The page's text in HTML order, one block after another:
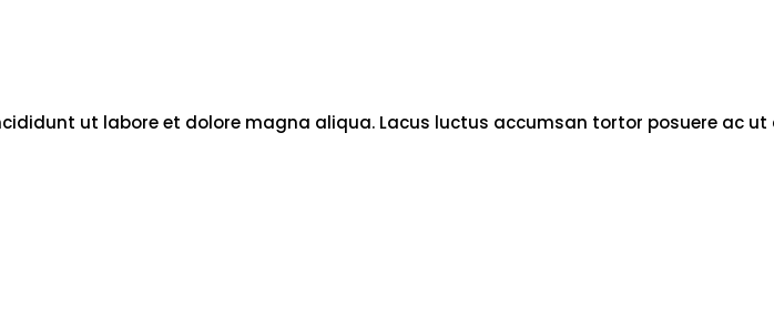
ut labore et dolore magna aliqua. Lacus luctus accumsan tortor posuere ac